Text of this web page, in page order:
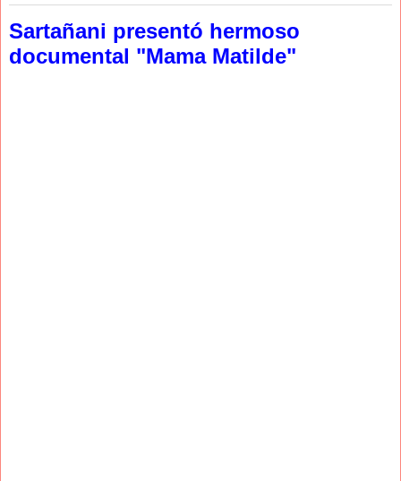
Sartañani presentó hermoso
documental "Mama Matilde"